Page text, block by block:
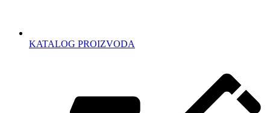
KATALOG PROIZVODA